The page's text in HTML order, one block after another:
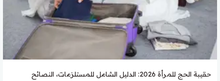
حقيبة الحج للمرأة 2026: الدليل الشامل للمستلزمات، النصائح